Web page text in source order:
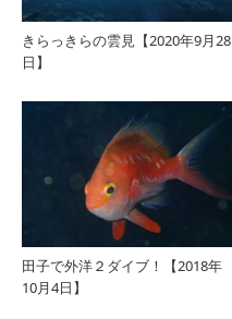
きらっきらの雲見【2020年9月28
日】
田子で外洋２ダイブ！【2018年
10月4日】